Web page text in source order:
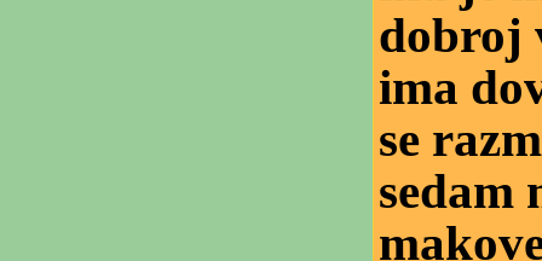
dobroj
ima
se
sedam